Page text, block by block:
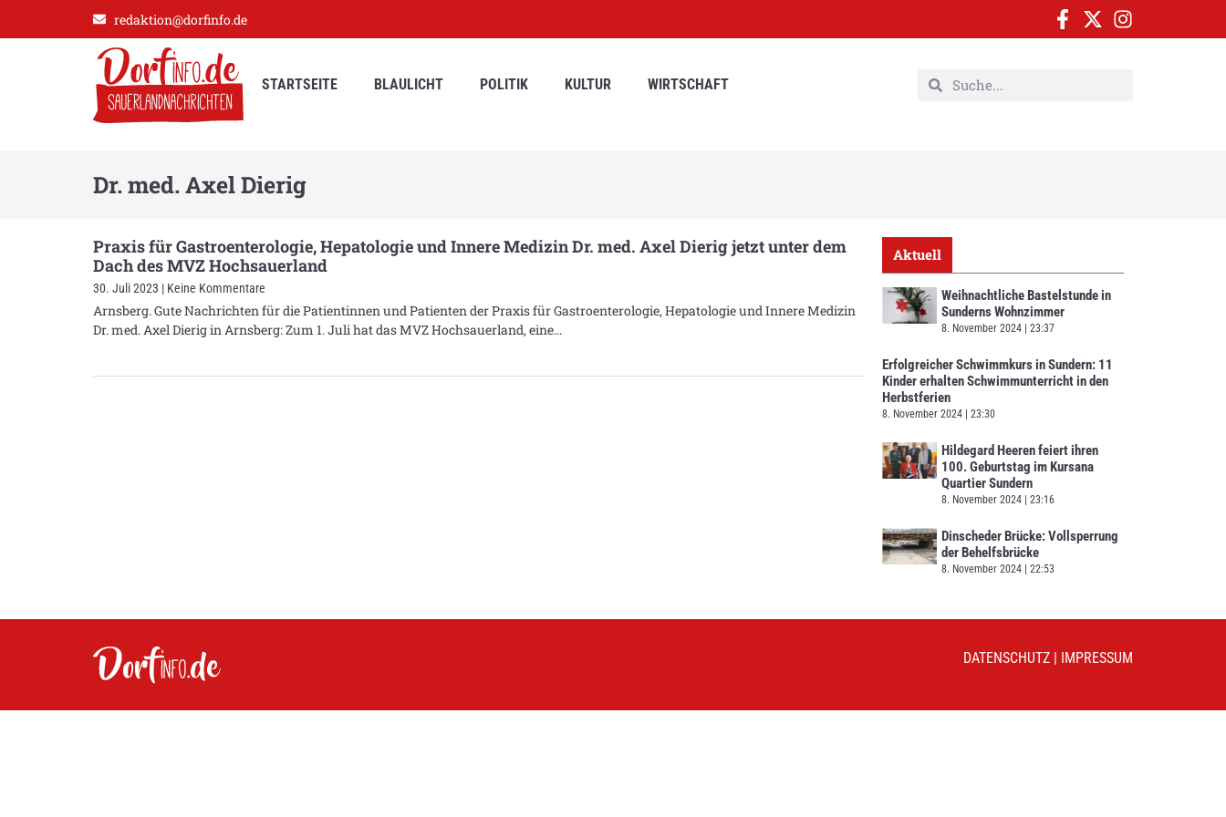
redaktion@dorfinfo.de
STARTSEITE BLAULICHT POLITIK KULTUR WIRTSCHAFT
Dr. med. Axel Dierig
Praxis für Gastroenterologie, Hepatologie und Innere Medizin Dr. med. Axel Dierig jetzt unter dem
Dach des MVZ Hochsauerland
30. Juli 2023 Keine Kommentare
Arnsberg. Gute Nachrichten für die Patientinnen und Patienten der Praxis für Gastroenterologie, Hepatologie und Innere Medizin
Dr. med. Axel Dierig in Arnsberg: Zum 1. Juli hat das MVZ Hochsauerland, eine
Aktuell
Weihnachtliche Bastelstunde in
Sunderns Wohnzimmer
8. November 2024 23:37
Erfolgreicher Schwimmkurs in Sundern: 11
Kinder erhalten Schwimmunterricht in den
Herbstferien
8. November 2024 23:30
Hildegard Heeren feiert ihren
100. Geburtstag im Kursana
Quartier Sundern
8. November 2024 23:16
Dinscheder Brücke: Vollsperrung
der Behelfsbrücke
8. November 2024 22:53
DATENSCHUTZ | IMPRESSUM